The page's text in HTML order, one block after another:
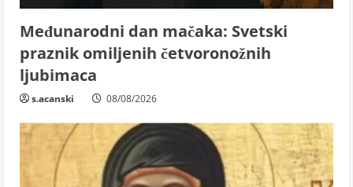
Međunarodni dan mačaka: Svetski
praznik omiljenih četvoronožnih
ljubimaca
s.acanski 08/08/2026